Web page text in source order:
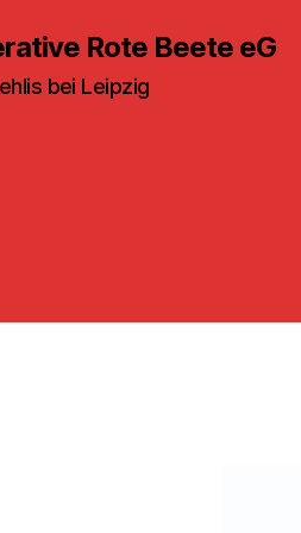
Rote Beete eG
bei Leipzig